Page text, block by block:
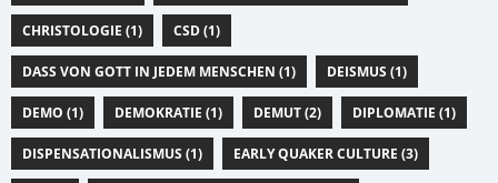
CHRISTOLOGIE (1) CSD (1)
DASS VON GOTT IN JEDEM MENSCHEN (1) DEISMUS (1)
DEMO (1) DEMOKRATIE (1) DEMUT (2) DIPLOMATIE (1)
DISPENSATIONALISMUS (1) EARLY QUAKER CULTURE (3)